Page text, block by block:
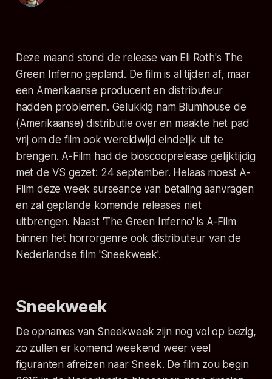
Deze maand stond de release van Eli Roth's The
Green Inferno gepland. De film is al tijden af, maar
een Amerikaanse producent en distributeur
hadden problemen. Gelukkig nam Blumhouse de
(Amerikaanse) distributie over en maakte het pad
vrij om de film ook wereldwijd eindelijk uit te
brengen. A-Film had de bioscooprelease gelijktijdig
met de VS gezet: 24 september. Helaas moest A-
Film deze week surseance van betaling aanvragen
en zal geplande komende releases niet
uitbrengen. Naast 'The Green Inferno' is A-Film
binnen het horrorgenre ook distributeur van de
Nederlandse film 'Sneekweek'.
Sneekweek
De opnames van Sneekweek zijn nog vol op bezig,
zo zullen er komend weekend weer veel
figuranten afreizen naar Sneek. De film zou begin